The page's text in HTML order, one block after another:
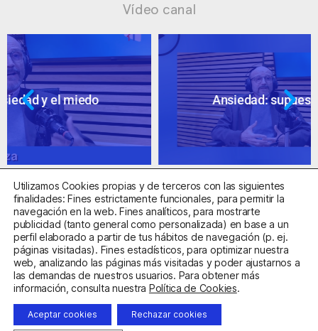
Vídeo canal
Ansiedad: supuestos cuestionables
Centro Sanitario Autorizado con el código E08737002
Aviso LegalPolítica de PrivacidadPolítica de Cookies
Clínica de la Ansiedad. Teléfonos:932263020
Utilizamos Cookies propias y de terceros con las siguientes
finalidades: Fines estrictamente funcionales, para permitir la
navegación en la web. Fines analíticos, para mostrarte
publicidad (tanto general como personalizada) en base a un
perfil elaborado a partir de tus hábitos de navegación (p. ej.
páginas visitadas). Fines estadísticos, para optimizar nuestra
web, analizando las páginas más visitadas y poder ajustarnos a
las demandas de nuestros usuarios. Para obtener más
información, consulta nuestra Política de Cookies.
Aceptar cookies Rechazar cookies